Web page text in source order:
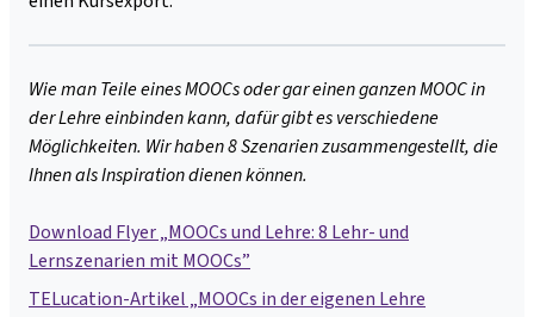
Wie man Teile eines MOOCs oder gar einen ganzen MOOC in
der Lehre einbinden kann, dafür gibt es verschiedene
Möglichkeiten. Wir haben 8 Szenarien zusammengestellt, die
Ihnen als Inspiration dienen können.
Download Flyer „MOOCs und Lehre: 8 Lehr- und
Lernszenarien mit MOOCs”
TELucation-Artikel „MOOCs in der eigenen Lehre